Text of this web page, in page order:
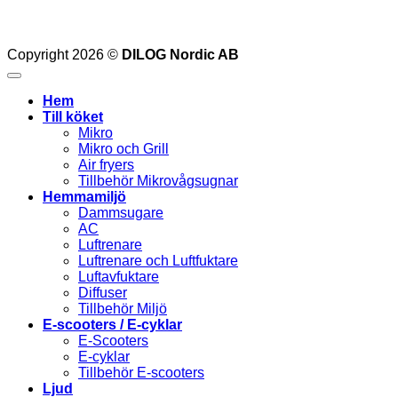
Copyright 2026 © DILOG Nordic AB
Hem
Till köket
Mikro
Mikro och Grill
Air fryers
Tillbehör Mikrovågsugnar
Hemmamiljö
Dammsugare
AC
Luftrenare
Luftrenare och Luftfuktare
Luftavfuktare
Diffuser
Tillbehör Miljö
E-scooters / E-cyklar
E-Scooters
E-cyklar
Tillbehör E-scooters
Ljud